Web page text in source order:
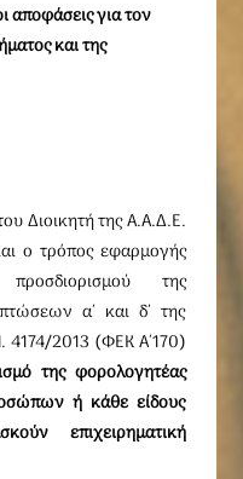
αποφάσεις για τον
και της
Διοικητή της Α.Α.Δ.Ε.
ο τρόπος εφαρμογής
της
α΄ και δ΄ της
2013 (ΦΕΚ Α΄170)
της φορολογητέας
ή κάθε είδους
επιχειρηματική